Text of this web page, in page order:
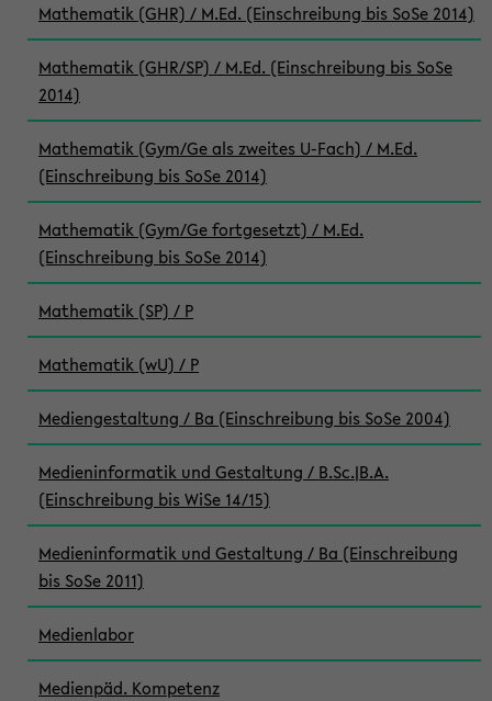
Mathematik (GHR) / M.Ed. (Einschreibung bis SoSe 2014)
Mathematik (GHR/SP) / M.Ed. (Einschreibung bis SoSe
2014)
Mathematik (Gym/Ge als zweites U-Fach) / M.Ed.
(Einschreibung bis SoSe 2014)
Mathematik (Gym/Ge fortgesetzt) / M.Ed.
(Einschreibung bis SoSe 2014)
Mathematik (SP) / P
Mathematik (wU) / P
Mediengestaltung / Ba (Einschreibung bis SoSe 2004)
Medieninformatik und Gestaltung / B.Sc.|B.A.
(Einschreibung bis WiSe 14/15)
Medieninformatik und Gestaltung / Ba (Einschreibung
bis SoSe 2011)
Medienlabor
Medienpäd. Kompetenz